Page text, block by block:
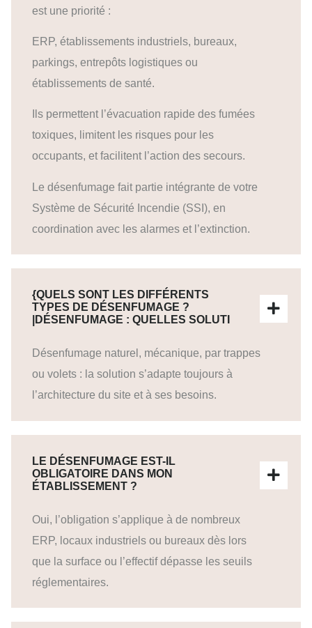
est une priorité :
ERP, établissements industriels, bureaux,
parkings, entrepôts logistiques ou
établissements de santé.
Ils permettent l’évacuation rapide des fumées
toxiques, limitent les risques pour les
occupants, et facilitent l’action des secours.
Le désenfumage fait partie intégrante de votre
Système de Sécurité Incendie (SSI), en
coordination avec les alarmes et l’extinction.
{QUELS SONT LES DIFFÉRENTS
TYPES DE DÉSENFUMAGE ?
|DÉSENFUMAGE : QUELLES SOLUTI
Désenfumage naturel, mécanique, par trappes
ou volets : la solution s’adapte toujours à
l’architecture du site et à ses besoins.
LE DÉSENFUMAGE EST-IL
OBLIGATOIRE DANS MON
ÉTABLISSEMENT ?
Oui, l’obligation s’applique à de nombreux
ERP, locaux industriels ou bureaux dès lors
que la surface ou l’effectif dépasse les seuils
réglementaires.